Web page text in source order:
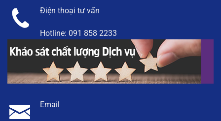
Điện thoại tư vấn
Hotline: 091 858 2233
Email